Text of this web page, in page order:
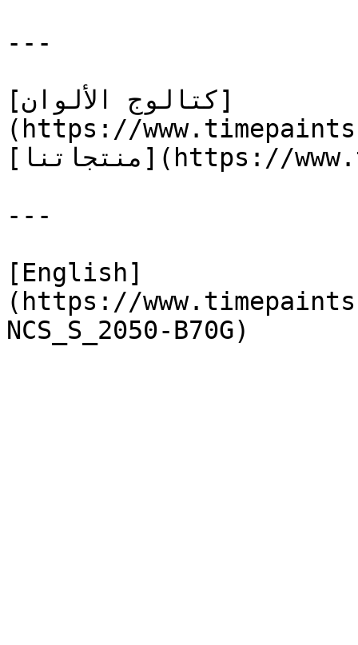
---
[كتالوج الألوان]
(https://
[منتجاتنا](https://www.timepaints.com/ar/products)
---
[English]
(https://
NCS_S_2050-B70G)